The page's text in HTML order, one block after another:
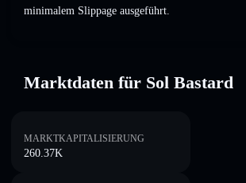
minimalem Slippage ausgeführt.
Marktdaten für Sol Bastard
MARKTKAPITALISIERUNG
260.37K